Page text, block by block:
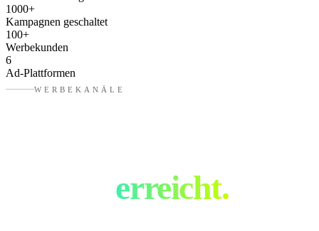
1000+
Kampagnen geschaltet
100+
Werbekunden
6
Ad-Plattformen
WERBEKANÄLE
erreicht.